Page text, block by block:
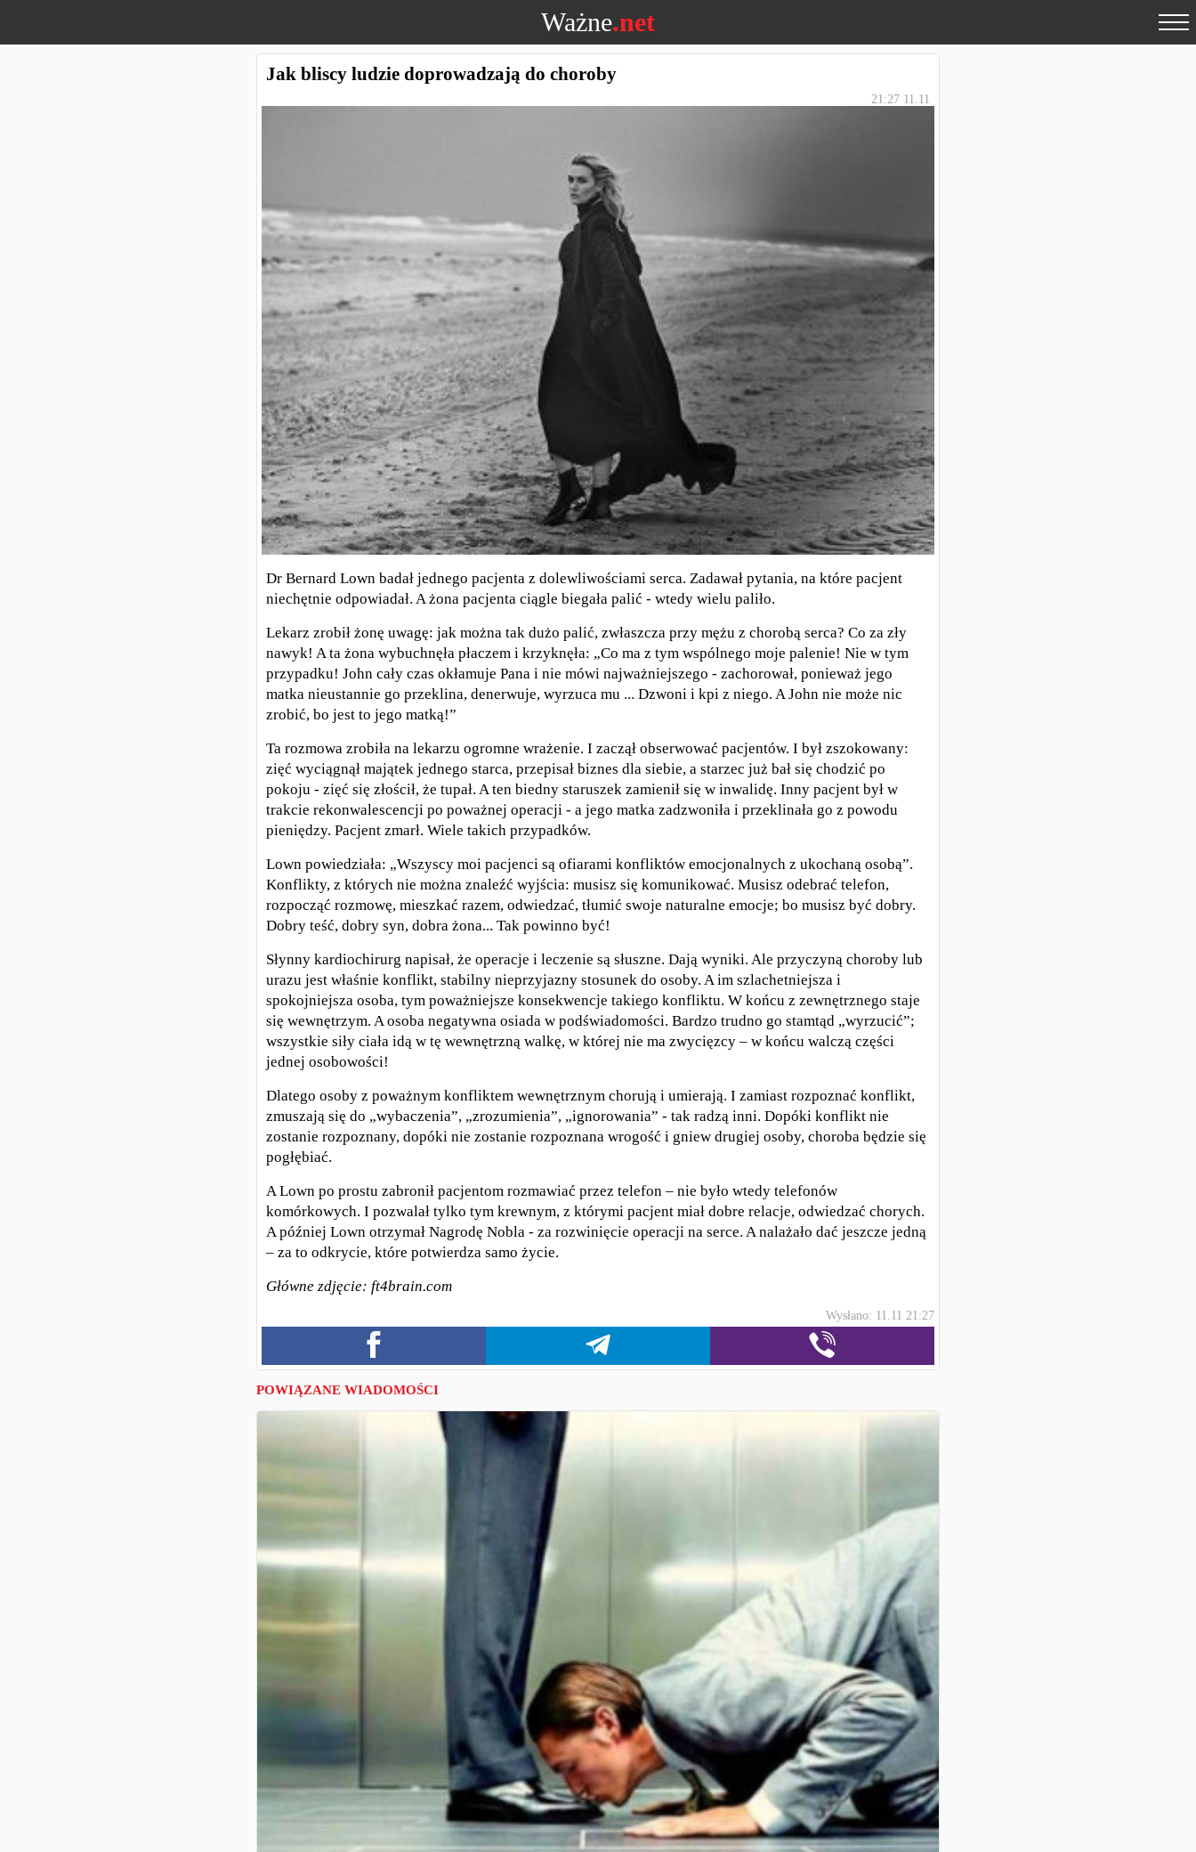
Ważne.net
Jak bliscy ludzie doprowadzają do choroby
21:27 11.11
Dr Bernard Lown badał jednego pacjenta z dolewliwościami serca. Zadawał pytania, na które pacjent
niechętnie odpowiadał. A żona pacjenta ciągle biegała palić - wtedy wielu paliło.
Lekarz zrobił żonę uwagę: jak można tak dużo palić, zwłaszcza przy mężu z chorobą serca? Co za zły
nawyk! A ta żona wybuchnęła płaczem i krzyknęła: „Co ma z tym wspólnego moje palenie! Nie w tym
przypadku! John cały czas okłamuje Pana i nie mówi najważniejszego - zachorował, ponieważ jego
matka nieustannie go przeklina, denerwuje, wyrzuca mu ... Dzwoni i kpi z niego. A John nie może nic
zrobić, bo jest to jego matką!”
Ta rozmowa zrobiła na lekarzu ogromne wrażenie. I zaczął obserwować pacjentów. I był zszokowany:
zięć wyciągnął majątek jednego starca, przepisał biznes dla siebie, a starzec już bał się chodzić po
pokoju - zięć się złościł, że tupał. A ten biedny staruszek zamienił się w inwalidę. Inny pacjent był w
trakcie rekonwalescencji po poważnej operacji - a jego matka zadzwoniła i przeklinała go z powodu
pieniędzy. Pacjent zmarł. Wiele takich przypadków.
Lown powiedziała: „Wszyscy moi pacjenci są ofiarami konfliktów emocjonalnych z ukochaną osobą”.
Konflikty, z których nie można znaleźć wyjścia: musisz się komunikować. Musisz odebrać telefon,
rozpocząć rozmowę, mieszkać razem, odwiedzać, tłumić swoje naturalne emocje; bo musisz być dobry.
Dobry teść, dobry syn, dobra żona... Tak powinno być!
Słynny kardiochirurg napisał, że operacje i leczenie są słuszne. Dają wyniki. Ale przyczyną choroby lub
urazu jest właśnie konflikt, stabilny nieprzyjazny stosunek do osoby. A im szlachetniejsza i
spokojniejsza osoba, tym poważniejsze konsekwencje takiego konfliktu. W końcu z zewnętrznego staje
się wewnętrzym. A osoba negatywna osiada w podświadomości. Bardzo trudno go stamtąd „wyrzucić”;
wszystkie siły ciała idą w tę wewnętrzną walkę, w której nie ma zwycięzcy – w końcu walczą części
jednej osobowości!
Dlatego osoby z poważnym konfliktem wewnętrznym chorują i umierają. I zamiast rozpoznać konflikt,
zmuszają się do „wybaczenia”, „zrozumienia”, „ignorowania” - tak radzą inni. Dopóki konflikt nie
zostanie rozpoznany, dopóki nie zostanie rozpoznana wrogość i gniew drugiej osoby, choroba będzie się
pogłębiać.
A Lown po prostu zabronił pacjentom rozmawiać przez telefon – nie było wtedy telefonów
komórkowych. I pozwalał tylko tym krewnym, z którymi pacjent miał dobre relacje, odwiedzać chorych.
A później Lown otrzymał Nagrodę Nobla - za rozwinięcie operacji na serce. A nalażało dać jeszcze jedną
– za to odkrycie, które potwierdza samo życie.
Główne zdjęcie: ft4brain.com
Wysłano: 11.11 21:27
POWIĄZANE WIADOMOŚCI